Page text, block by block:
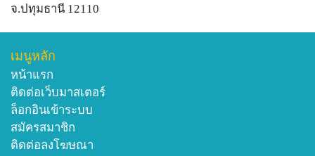
จ.ปทุมธานี 12110
เมนูหลัก
หน้าแรก
ติดต่อเว็บมาสเตอร์
ล็อกอินเข้าระบบ
สมัครสมาชิก
ติดต่อลงโฆษณา